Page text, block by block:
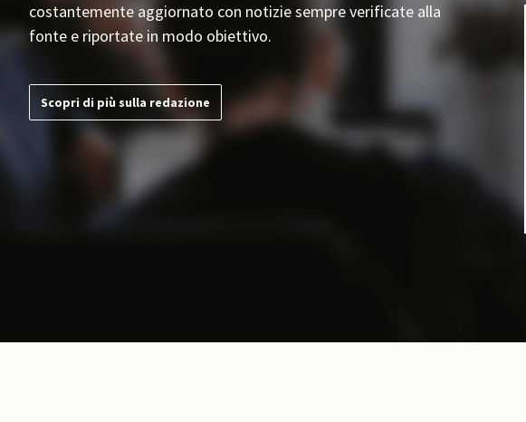
costantemente aggiornato con notizie sempre verificate alla
fonte e riportate in modo obiettivo.
Scopri di più sulla redazione